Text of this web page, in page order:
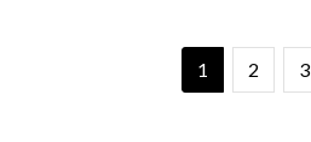
1 2 3